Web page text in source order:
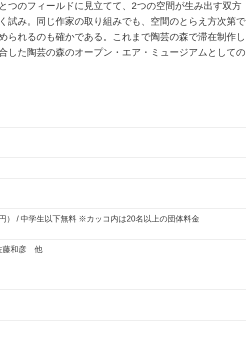
つのフィールドに見立てて、2つの空間が生み出す双方
試み。同じ作家の取り組みでも、空間のとらえ方次第で
られるのも確かである。これまで陶芸の森で滞在制作し
した陶芸の森のオープン・エア・ミュージアムとしての
） / 中学生以下無料 ※カッコ内は20名以上の団体料金
藤和彦 他